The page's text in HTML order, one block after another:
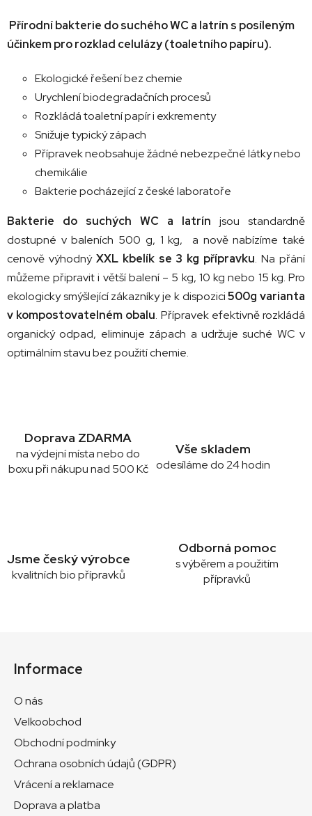
l
d
c
í
p
k
v
p
u
Přírodní bakterie do suchého WC a latrín s posíleným
účinkem pro rozklad celulázy (toaletního papíru).
Ekologické řešení bez chemie
Urychlení biodegradačních procesů
Rozkládá toaletní papír i exkrementy
Snižuje typický zápach
Přípravek neobsahuje žádné nebezpečné látky nebo
chemikálie
Bakterie pocházející z české laboratoře
Bakterie do suchých WC a latrín jsou standardně
dostupné v baleních 500 g, 1 kg, a nově nabízíme také
cenově výhodný XXL kbelík se 3 kg přípravku. Na přání
můžeme připravit i větší balení – 5 kg, 10 kg nebo 15 kg. Pro
ekologicky smýšlející zákazníky je k dispozici500g varianta
v kompostovatelném obalu. Přípravek efektivně rozkládá
organický odpad, eliminuje zápach a udržuje suché WC v
optimálním stavu bez použití chemie.
Doprava ZDARMA
na výdejní místa nebo do
boxu při nákupu nad 500 Kč
Vše skladem
odesíláme do 24 hodin
Jsme český výrobce
kvalitních bio přípravků
Odborná pomoc
s výběrem a použitím
přípravků
Informace
O nás
Velkoobchod
Obchodní podmínky
Ochrana osobních údajů (GDPR)
Vrácení a reklamace
Doprava a platba